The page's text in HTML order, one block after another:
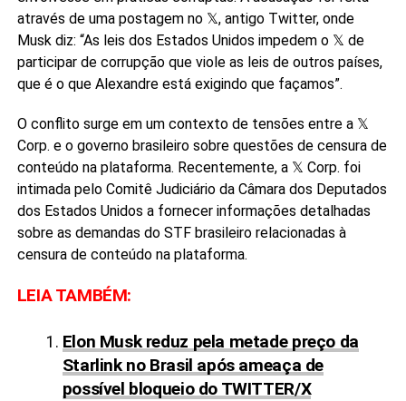
através de uma postagem no 𝕏, antigo Twitter, onde
Musk diz: “As leis dos Estados Unidos impedem o 𝕏 de
participar de corrupção que viole as leis de outros países,
que é o que Alexandre está exigindo que façamos”.
O conflito surge em um contexto de tensões entre a 𝕏
Corp. e o governo brasileiro sobre questões de censura de
conteúdo na plataforma. Recentemente, a 𝕏 Corp. foi
intimada pelo Comitê Judiciário da Câmara dos Deputados
dos Estados Unidos a fornecer informações detalhadas
sobre as demandas do STF brasileiro relacionadas à
censura de conteúdo na plataforma.
LEIA TAMBÉM:
Elon Musk reduz pela metade preço da
Starlink no Brasil após ameaça de
possível bloqueio do TWITTER/X